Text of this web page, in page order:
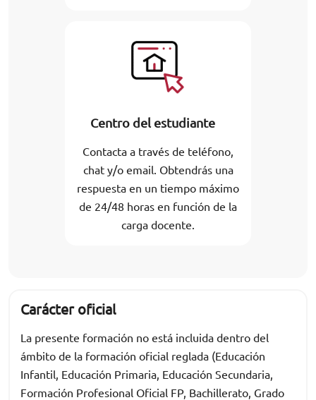
Centro del estudiante
Contacta a través de teléfono,
chat y/o email. Obtendrás una
respuesta en un tiempo máximo
de 24/48 horas en función de la
carga docente.
Carácter oficial
La presente formación no está incluida dentro del
ámbito de la formación oficial reglada (Educación
Infantil, Educación Primaria, Educación Secundaria,
Formación Profesional Oficial FP, Bachillerato, Grado